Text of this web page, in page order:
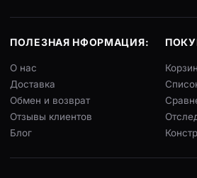
ПОЛЕЗНАЯ НФОРМАЦИЯ:
О нас
Доставка
Обмен и возврат
Отзывы клиентов
Блог